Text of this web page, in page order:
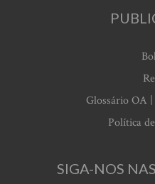
Glossário OA
Política
SIGA-NOS